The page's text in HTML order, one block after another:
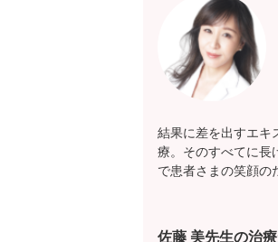
結果に差を出すエ
療。そのすべてに長
で患者さまの笑顔の
佐藤 美先生の治